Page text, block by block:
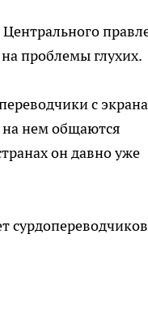
проблемы глухих.
с
нем общаются
он давно уже